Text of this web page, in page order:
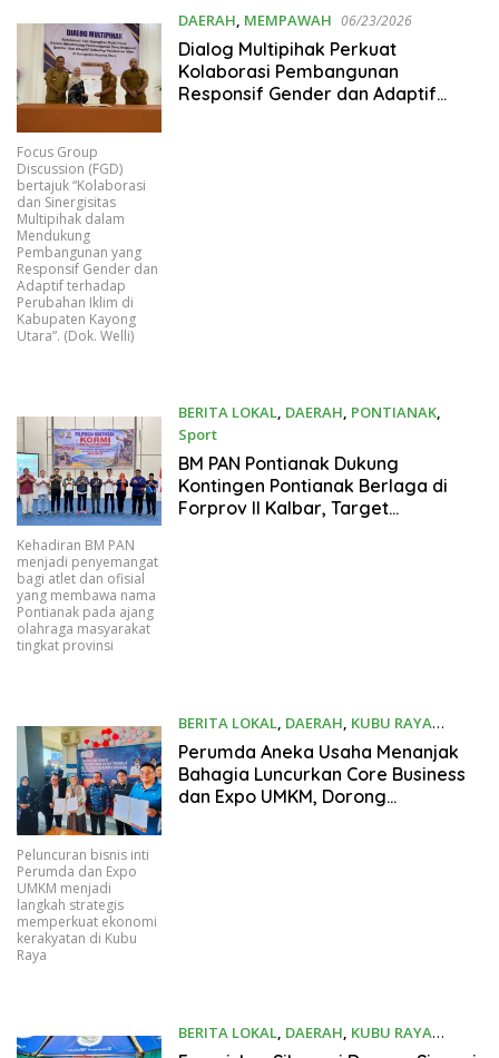
Focus Group
Discussion (FGD)
bertajuk “Kolaborasi
dan Sinergisitas
Multipihak dalam
Mendukung
Pembangunan yang
Responsif Gender dan
Adaptif terhadap
Perubahan Iklim di
Kabupaten Kayong
Utara”. (Dok. Welli)
DAERAH, MEMPAWAH 06/23/2026
Dialog Multipihak Perkuat
Kolaborasi Pembangunan
Responsif Gender dan Adaptif
Kehadiran BM PAN
menjadi penyemangat
bagi atlet dan ofisial
yang membawa nama
Pontianak pada ajang
olahraga masyarakat
tingkat provinsi
BERITA LOKAL, DAERAH, PONTIANAK,
Sport
06/21/2026
BM PAN Pontianak Dukung
Kontingen Pontianak Berlaga di
Forprov II Kalbar, Target
Peluncuran bisnis inti
Perumda dan Expo
UMKM menjadi
langkah strategis
memperkuat ekonomi
kerakyatan di Kubu
Raya
BERITA LOKAL, DAERAH, KUBU RAYA
06/21/2026
Perumda Aneka Usaha Menanjak
Bahagia Luncurkan Core Business
dan Expo UMKM, Dorong
BERITA LOKAL, DAERAH, KUBU RAYA